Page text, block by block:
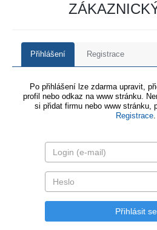
Přihlášení Registrace
Po přihlášení lze zdarma upravit,
profil nebo odkaz na www stránku.
si přidat firmu nebo www stránku,
Registrace.